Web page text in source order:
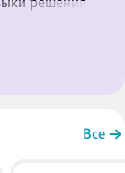
учащимся
Все